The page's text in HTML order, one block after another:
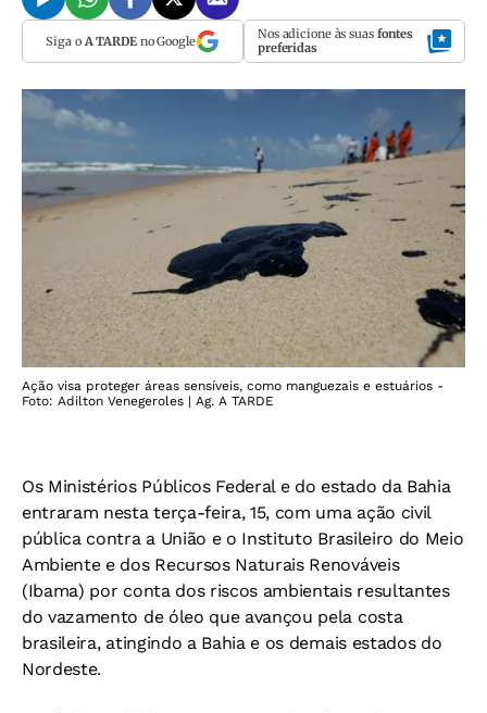
Siga o A TARDEno Google Nos adicione às suas fontes
preferidas
Ação visa proteger áreas sensíveis, como manguezais e estuários -
Foto: Adilton Venegeroles | Ag. A TARDE
Os Ministérios Públicos Federal e do estado da Bahia
entraram nesta terça-feira, 15, com uma ação civil
pública contra a União e o Instituto Brasileiro do Meio
Ambiente e dos Recursos Naturais Renováveis
(Ibama) por conta dos riscos ambientais resultantes
do vazamento de óleo que avançou pela costa
brasileira, atingindo a Bahia e os demais estados do
Nordeste.